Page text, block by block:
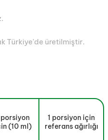
Türkiye'de üretilmiştir.
porsiyon
(10 ml)
1 porsiyon için
referans ağırlığı